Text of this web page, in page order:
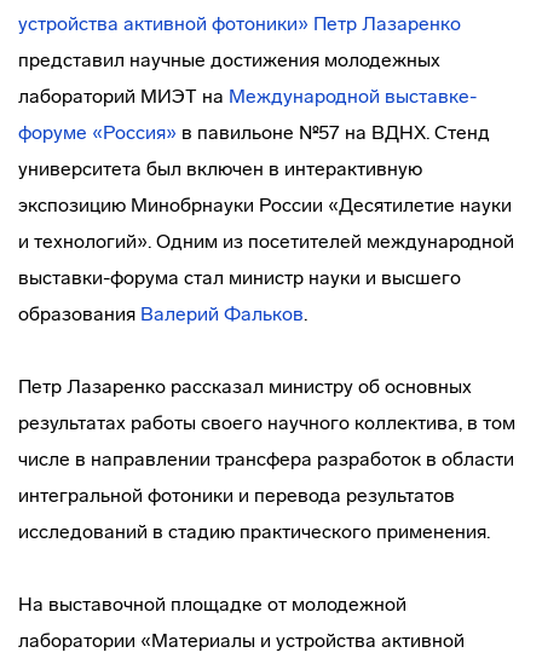
устройства активной фотоники» Петр Лазаренко
представил научные достижения молодежных
лабораторий МИЭТ на Международной выставке-
форуме «Россия» в павильоне №57 на ВДНХ. Стенд
университета был включен в интерактивную
экспозицию Минобрнауки России «Десятилетие науки
и технологий». Одним из посетителей международной
выставки-форума стал министр науки и высшего
образования Валерий Фальков.
Петр Лазаренко рассказал министру об основных
результатах работы своего научного коллектива, в том
числе в направлении трансфера разработок в области
интегральной фотоники и перевода результатов
исследований в стадию практического применения.
На выставочной площадке от молодежной
лаборатории «Материалы и устройства активной